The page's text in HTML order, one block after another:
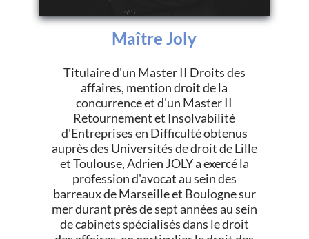
Maître Joly
Titulaire d'un Master II Droits des
affaires, mention droit de la
concurrence et d'un Master II
Retournement et Insolvabilité
d'Entreprises en Difficulté obtenus
auprès des Universités de droit de Lille
et Toulouse, Adrien JOLY a exercé la
profession d'avocat au sein des
barreaux de Marseille et Boulogne sur
mer durant près de sept années au sein
de cabinets spécialisés dans le droit